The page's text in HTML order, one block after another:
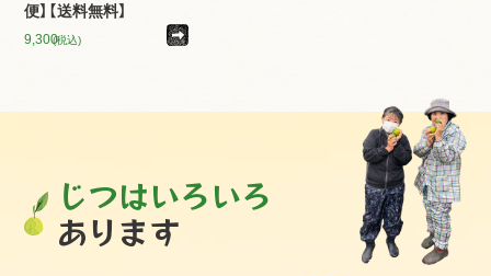
便】【送料無料】
9,300(税込)
じつはいろいろ
あります